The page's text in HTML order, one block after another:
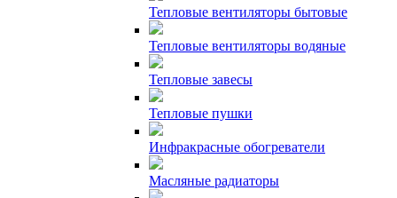
Тепловые вентиляторы бытовые
Тепловые вентиляторы водяные
Тепловые завесы
Тепловые пушки
Инфракрасные обогреватели
Масляные радиаторы